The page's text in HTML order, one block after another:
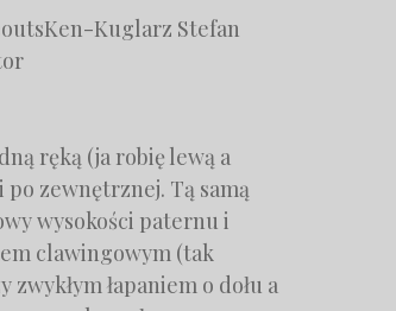
ręką (ja robię lewą a
zewnętrznej. Tą samą
wysokości paternu i
clawingowym (tak
łapaniem o dołu a